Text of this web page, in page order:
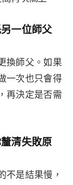
一位師父
換師父。如果
一次也只會得
再決定是否需
清失敗原
不是結果慢，